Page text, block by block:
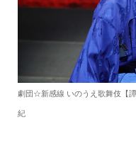
劇団☆新感線 いのうえ歌舞伎【
紀